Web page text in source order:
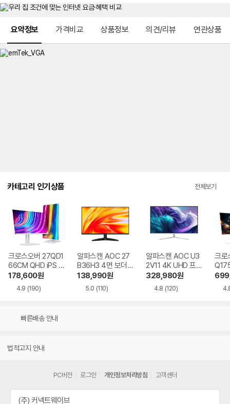
요약정보 가격비교 상품정보 의견/리뷰 연관상품
카테고리 인기상품 전체보기
크로스오버 27QD1
66CM QHD iPS U
SB-C 화이트 Ai 멀
티스탠드
178,600원
4.9 (190)
알파스캔 AOC 27
B36H3 4면 보더리
스 IPS 120 시력보
호 무결점
138,990원
5.0 (110)
알파스캔 AOC U3
2V11 4K UHD 프리
싱크 HDR 시력보호
무결점
328,980원
4.8 (120)
크로
Ai
빠른배송 안내
법적고지 안내
PC버전 로그인 개인정보처리방침 고객센터
(주) 커넥트웨이브